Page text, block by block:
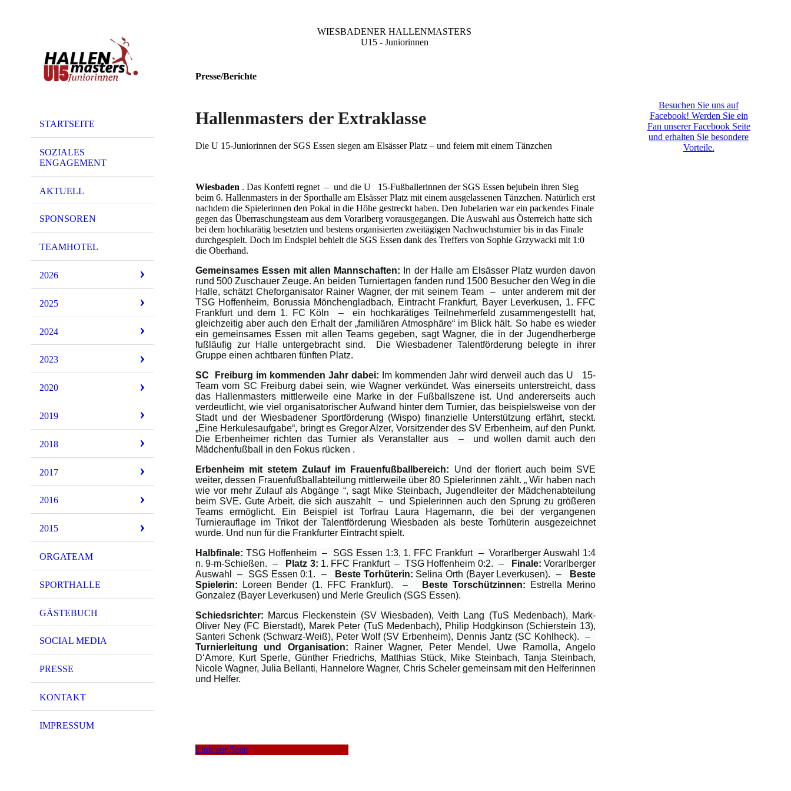
STARTSEITE
SOZIALES
ENGAGEMENT
AKTUELL
SPONSOREN
TEAMHOTEL
2026
2025
2024
2023
2020
2019
2018
2017
2016
2015
ORGATEAM
SPORTHALLE
GÄSTEBUCH
SOCIAL MEDIA
PRESSE
KONTAKT
IMPRESSUM
WIESBADENER HALLENMASTERS
U15 - Juniorinnen
Presse/Berichte
Hallenmasters der Extraklasse
Die U 15-Juniorinnen der SGS Essen siegen am Elsässer Platz – und feiern mit einem Tänzchen
Wiesbaden . Das Konfetti regnet – und die U 15-Fußballerinnen der SGS Essen bejubeln ihren Sieg
beim 6. Hallenmasters in der Sporthalle am Elsässer Platz mit einem ausgelassenen Tänzchen. Natürlich erst
nachdem die Spielerinnen den Pokal in die Höhe gestreckt haben. Den Jubelarien war ein packendes Finale
gegen das Überraschungsteam aus dem Vorarlberg vorausgegangen. Die Auswahl aus Österreich hatte sich
bei dem hochkarätig besetzten und bestens organisierten zweitägigen Nachwuchsturnier bis in das Finale
durchgespielt. Doch im Endspiel behielt die SGS Essen dank des Treffers von Sophie Grzywacki mit 1:0
die Oberhand.
Gemeinsames Essen mit allen Mannschaften: In der Halle am Elsässer Platz wurden davon
rund 500 Zuschauer Zeuge. An beiden Turniertagen fanden rund 1500 Besucher den Weg in die
Halle, schätzt Cheforganisator Rainer Wagner, der mit seinem Team – unter anderem mit der
TSG Hoffenheim, Borussia Mönchengladbach, Eintracht Frankfurt, Bayer Leverkusen, 1. FFC
Frankfurt und dem 1. FC Köln – ein hochkarätiges Teilnehmerfeld zusammengestellt hat,
gleichzeitig aber auch den Erhalt der „familiären Atmosphäre“ im Blick hält. So habe es wieder
ein gemeinsames Essen mit allen Teams gegeben, sagt Wagner, die in der Jugendherberge
fußläufig zur Halle untergebracht sind. Die Wiesbadener Talentförderung belegte in ihrer
Gruppe einen achtbaren fünften Platz.
SC
Freiburg im kommenden Jahr dabei: Im kommenden Jahr wird derweil auch das U 15-
Team vom SC Freiburg dabei sein, wie Wagner verkündet. Was einerseits unterstreicht, dass
das Hallenmasters mittlerweile eine Marke in der Fußballszene ist. Und andererseits auch
verdeutlicht, wie viel organisatorischer Aufwand hinter dem Turnier, das beispielsweise von der
Stadt und der Wiesbadener Sportförderung (Wispo) finanzielle Unterstützung erfährt, steckt.
„Eine Herkulesaufgabe“, bringt es Gregor Alzer, Vorsitzender des SV Erbenheim, auf den Punkt.
Die Erbenheimer richten das Turnier als Veranstalter aus – und wollen damit auch den
Mädchenfußball in den Fokus rücken .
Erbenheim mit stetem Zulauf im Frauenfußballbereich: Und der floriert auch beim SVE
weiter, dessen Frauenfußballabteilung mittlerweile über 80 Spielerinnen zählt. „ Wir haben nach
wie vor mehr Zulauf als Abgänge “, sagt Mike Steinbach, Jugendleiter der Mädchenabteilung
beim SVE. Gute Arbeit, die sich auszahlt – und Spielerinnen auch den Sprung zu größeren
Teams ermöglicht. Ein Beispiel ist Torfrau Laura Hagemann, die bei der vergangenen
Turnierauflage im Trikot der Talentförderung Wiesbaden als beste Torhüterin ausgezeichnet
wurde. Und nun für die Frankfurter Eintracht spielt.
Halbfinale: TSG Hoffenheim – SGS Essen 1:3, 1. FFC Frankfurt – Vorarlberger Auswahl 1:4
n. 9-m-Schießen. –
Platz 3: 1. FFC Frankfurt – TSG Hoffenheim 0:2. – Finale: Vorarlberger
Auswahl – SGS Essen 0:1. –
Beste Torhüterin: Selina Orth (Bayer Leverkusen). –
Beste
Spielerin: Loreen Bender (1. FFC Frankfurt). – Beste Torschützinnen: Estrella Merino
Gonzalez (Bayer Leverkusen) und Merle Greulich (SGS Essen).
Schiedsrichter: Marcus Fleckenstein (SV Wiesbaden), Veith Lang (TuS Medenbach), Mark-
Oliver Ney (FC Bierstadt), Marek Peter (TuS Medenbach), Philip Hodgkinson (Schierstein 13),
Santeri Schenk (Schwarz-Weiß), Peter Wolf (SV Erbenheim), Dennis Jantz (SC Kohlheck). –
Turnierleitung und Organisation: Rainer Wagner, Peter Mendel, Uwe Ramolla, Angelo
D‘Amore, Kurt Sperle, Günther Friedrichs, Matthias Stück, Mike Steinbach, Tanja Steinbach,
Nicole Wagner, Julia Bellanti, Hannelore Wagner, Chris Scheler gemeinsam mit den Helferinnen
und Helfer.
Link zur Seite
Besuchen Sie uns auf
Facebook! Werden Sie ein
Fan unserer Facebook Seite
und erhalten Sie besondere
Vorteile.